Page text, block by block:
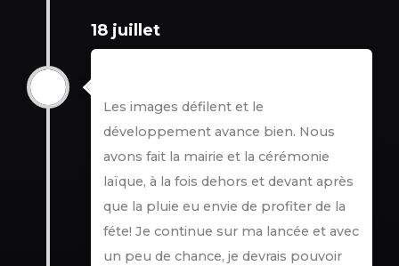
18 juillet
Les images défilent et le
développement avance bien. Nous
avons fait la mairie et la cérémonie
laïque, à la fois dehors et devant après
que la pluie eu envie de profiter de la
féte! Je continue sur ma lancée et avec
un peu de chance, je devrais pouvoir